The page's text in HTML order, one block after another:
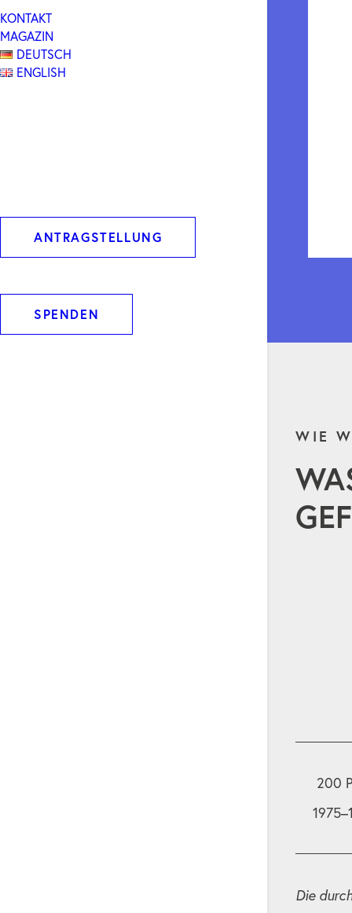
KONTAKT
MAGAZIN
DEUTSCH
ENGLISH
ANTRAGSTELLUNG
SPENDEN
WIE
200
Die